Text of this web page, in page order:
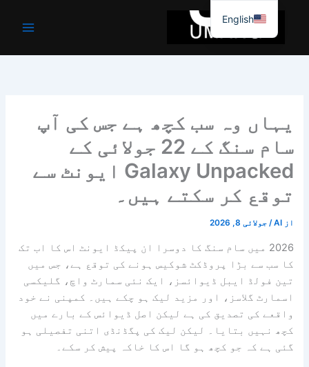
جائیں۔
یہاں وہ سب کچھ ہے جس کی آپ
سام سنگ کے 22 جولائی کے
Galaxy Unpacked ایونٹ سے
توقع کر سکتے ہیں۔
از AI
/جولائی 8, 2026
2026 میں سام سنگ کا دوسرا ان پیکڈ ایونٹ اس کا اب تک
کا سب سے بڑا پروڈکٹ شوکیس ہونے کی توقع ہے، جس میں
تین فولڈ ایبل ڈیوائسز، ایک نئی سمارٹ واچ، گلیکسی
اسمارٹ گلاسز، اور مزید لیک ہو چکے ہیں۔ کمپنی نے خود
واقعے کی تصدیق کی ہے لیکن اصل ڈیوائس کے بارے میں
کچھ نہیں بتایا۔ لیکن لیک کی پگڈنڈی اتنی تفصیلی ہو
گئی ہے کہ جو کچھ ہو گا اس کا خاکہ پیش کر سکے۔
English